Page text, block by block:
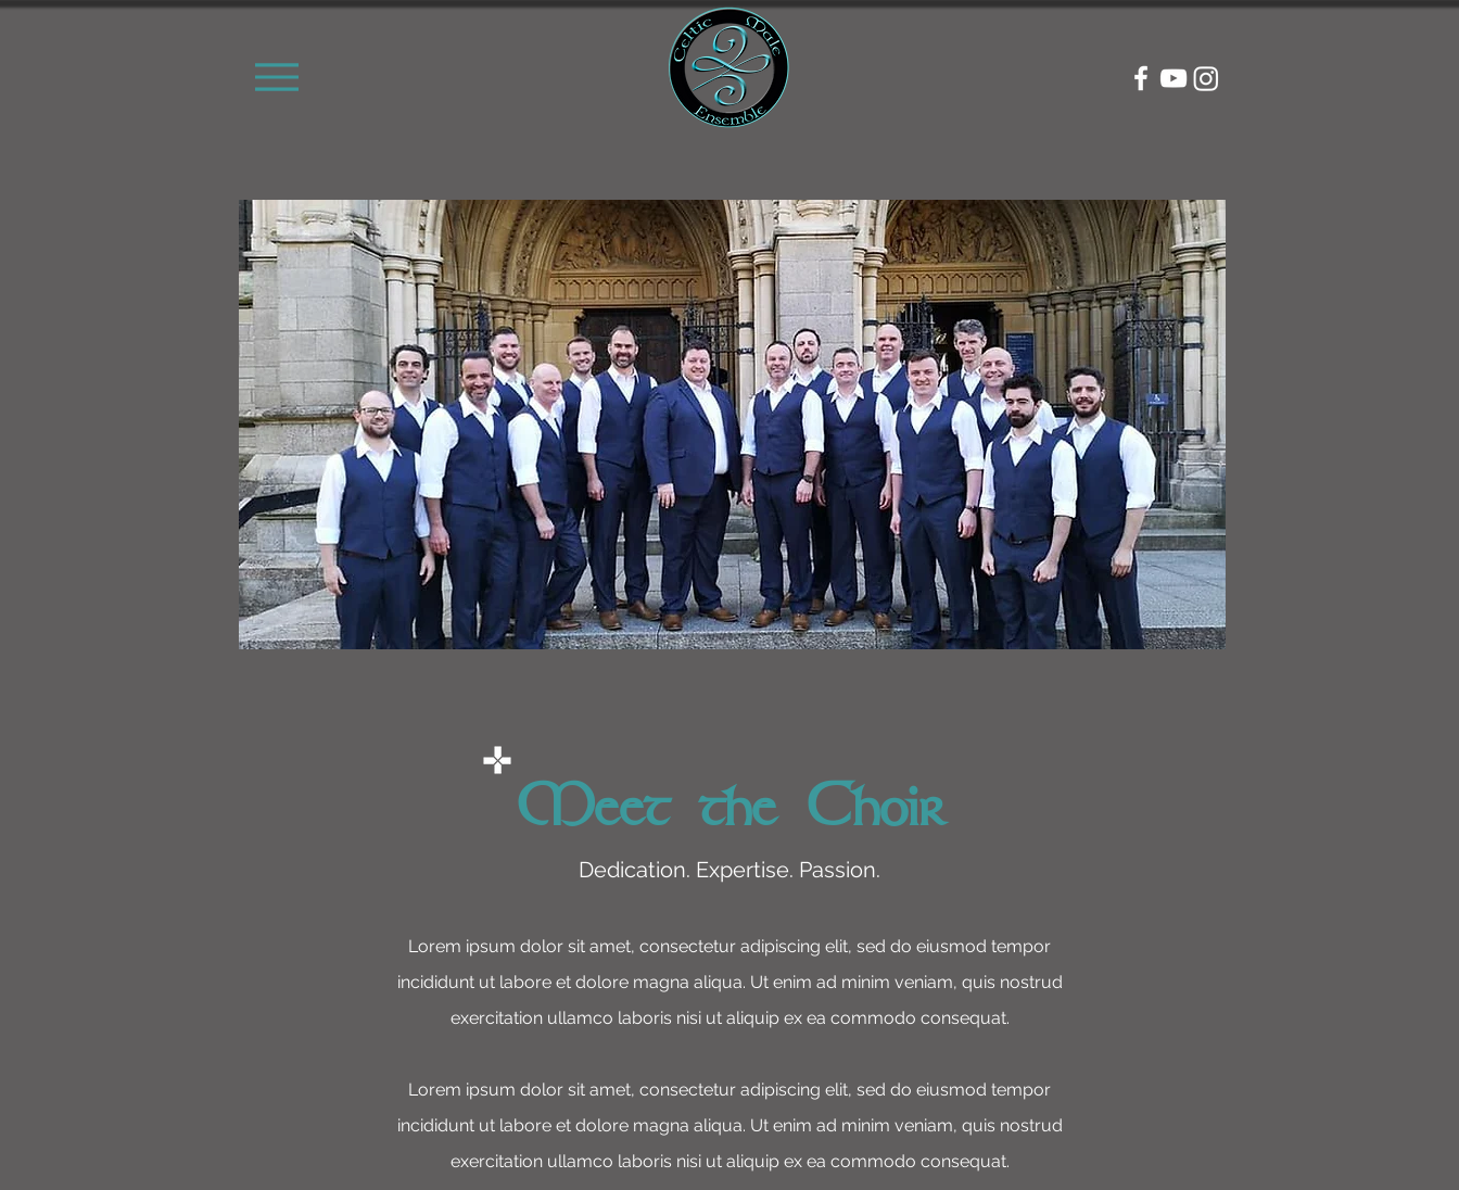
Meet the Choir
Dedication. Expertise. Passion.
Lorem ipsum dolor sit amet, consectetur adipiscing elit, sed do eiusmod tempor
incididunt ut labore et dolore magna aliqua. Ut enim ad minim veniam, quis nostrud
exercitation ullamco laboris nisi ut aliquip ex ea commodo consequat.
Lorem ipsum dolor sit amet, consectetur adipiscing elit, sed do eiusmod tempor
incididunt ut labore et dolore magna aliqua. Ut enim ad minim veniam, quis nostrud
exercitation ullamco laboris nisi ut aliquip ex ea commodo consequat.